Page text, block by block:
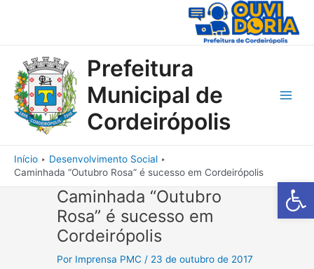
Barra de
Prefeitura
Municipal de
Cordeirópolis
Início
Desenvolvimento Social
Caminhada “Outubro Rosa” é sucesso em Cordeirópolis
Caminhada “Outubro
Rosa” é sucesso em
Cordeirópolis
Por Imprensa PMC / 23 de outubro de 2017